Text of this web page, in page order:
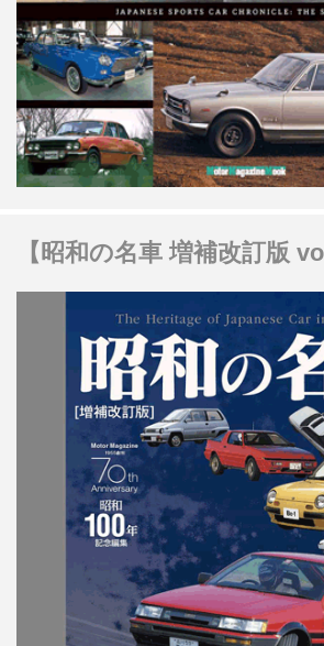
【昭和の名車 増補改訂版